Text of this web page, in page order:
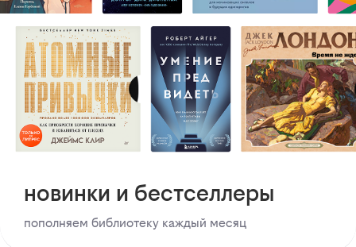
новинки и бестселлеры
пополняем библиотеку каждый месяц